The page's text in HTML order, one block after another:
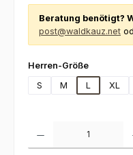
Beratung benötigt?
post@waldkauz.net
Herren-Größeauswählen
S
M L XL